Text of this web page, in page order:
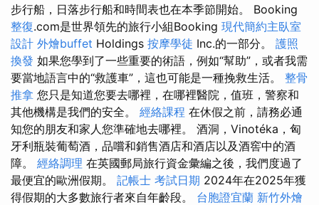
步行船，日落步行船和時間表也在本季節開始。 Booking
整復.com是世界領先的旅行小組Booking 現代簡約主臥室
設計 外燴buffet Holdings 按摩學徒 Inc.的一部分。 護照
換發 如果您學到了一些重要的術語，例如“幫助”，或者我需
要當地語言中的“救護車”，這也可能是一種挽救生活。 整骨
推拿 您只是知道您要去哪裡，在哪裡醫院，值班，警察和
其他機構是我們的安全。 經絡課程 在休假之前，請務必通
知您的朋友和家人您準確地去哪裡。 酒洞，Vinotéka，匈
牙利瓶裝葡萄酒，品嚐和銷售酒店和酒店以及酒窖中的酒
障。 經絡調理 在英國郵局旅行資金彙編之後，我們度過了
最便宜的歐洲假期。 記帳士 考試日期 2024年在2025年獲
得假期的大多數旅行者來自年齡段。 台胞證宜蘭 新竹外燴